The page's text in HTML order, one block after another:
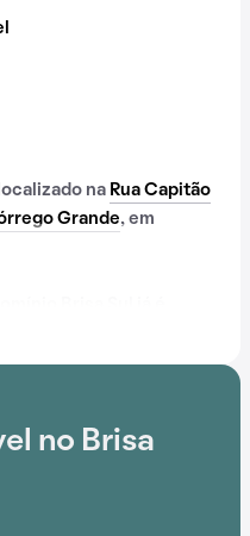
na Rua Capitão
Grande, em
Cachoeira do
Santa Catarina
Pré-vestibular e
no Brisa